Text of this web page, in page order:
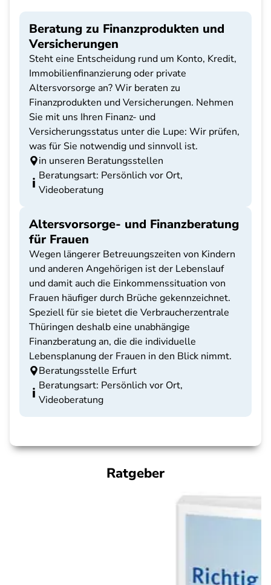
Beratung zu Finanzprodukten und
Versicherungen
Steht eine Entscheidung rund um Konto, Kredit,
Immobilienfinanzierung oder private
Altersvorsorge an? Wir beraten zu
Finanzprodukten und Versicherungen. Nehmen
Sie mit uns Ihren Finanz- und
Versicherungsstatus unter die Lupe: Wir prüfen,
was für Sie notwendig und sinnvoll ist.
in unseren Beratungsstellen
Beratungsart: Persönlich vor Ort,
Videoberatung
Altersvorsorge- und Finanzberatung
für Frauen
Wegen längerer Betreuungszeiten von Kindern
und anderen Angehörigen ist der Lebenslauf
und damit auch die Einkommenssituation von
Frauen häufiger durch Brüche gekennzeichnet.
Speziell für sie bietet die Verbraucherzentrale
Thüringen deshalb eine unabhängige
Finanzberatung an, die die individuelle
Lebensplanung der Frauen in den Blick nimmt.
Beratungsstelle Erfurt
Beratungsart: Persönlich vor Ort,
Videoberatung
Ratgeber